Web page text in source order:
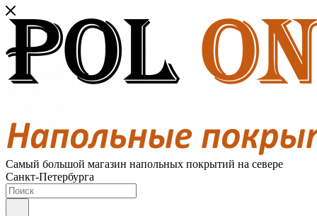
Самый большой магазин напольных покрытий на севере
Санкт-Петербурга